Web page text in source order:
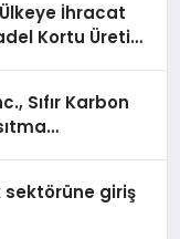
İhracat
Kortu Üretim
Sıfır Karbon
sektörüne giriş